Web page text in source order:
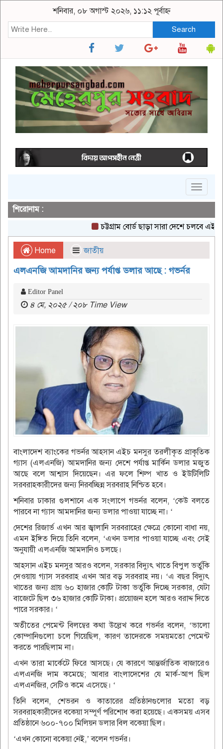
শনিবার, ০৮ অগাস্ট ২০২৬, ১১:১২ পূর্বাহ্ন
Search
Toggle
শিরোনাম :
চট্টগ্রাম বোর্ড ছাড়া সারা দেশে চলবে এইচএসসি
Home জাতীয়
এলএনজি আমদানির জন্য পর্যাপ্ত ডলার আছে : গভর্নর
Editor Panel
৪ মে, ২০২৫ / ২০৮ Time View
বাংলাদেশ ব্যাংকের গভর্নর আহসান এইচ মনসুর তরলীকৃত প্রাকৃতিক
গ্যাস (এলএনজি) আমদানির জন্য দেশে পর্যাপ্ত মার্কিন ডলার মজুত
আছে বলে আশ্বাস দিয়েছেন। এর ফলে শিল্প খাত ও ইউটিলিটি
সরবরাহকারীদের জন্য নিরবচ্ছিন্ন সরবরাহ নিশ্চিত হবে।
শনিবার ঢাকার গুলশানে এক সংলাপে গভর্নর বলেন, ‘কেউ বলতে
পারবে না গ্যাস আমদানির জন্য ডলার পাওয়া যাচ্ছে না। ‘
দেশের রিজার্ভ এখন আর জ্বালানি সরবরাহের ক্ষেত্রে কোনো বাধা নয়,
এমন ইঙ্গিত দিয়ে তিনি বলেন, ‘এখন ডলার পাওয়া যাচ্ছে এবং সেই
অনুযায়ী এলএনজি আমদানিও চলছে।
আহসান এইচ মনসুর আরও বলেন, সরকার বিদ্যুৎ খাতে বিপুল ভর্তুকি
দেওয়ায় গ্যাস সরবরাহ এখন আর বড় সরবরাহ নয়। ‘এ বছর বিদ্যুৎ
খাতের জন্য প্রায় ৬০ হাজার কোটি টাকা ভর্তুকি দিচ্ছে সরকার, যেটা
বাজেটে ছিল ৩৬ হাজার কোটি টাকা। প্রয়োজন হলে আরও বরাদ্দ দিতে
পারে সরকার। ‘
অতীতের পেমেন্ট বিলম্বের কথা উল্লেখ করে গভর্নর বলেন, ‘ভালো
কোম্পানিগুলো চলে গিয়েছিল, কারণ তাদেরকে সময়মতো পেমেন্ট
করতে পারছিলাম না।
এখন তারা মার্কেটে ফিরে আসছে। যে কারণে আন্তর্জাতিক বাজারেও
এলএনজি দাম কমেছে; আবার বাংলাদেশের যে মার্ক-আপ ছিল
এলএনজির, সেটিও কমে এসেছে। ‘
তিনি বলেন, শেভরন ও কাতারের প্রতিষ্ঠানগুলোর মতো বড়
সরবরাহকারীদের বকেয়া সম্পূর্ণ পরিশোধ করা হয়েছে। একসময় এসব
প্রতিষ্ঠানে ৬০০-৭০০ মিলিয়ন ডলার বিল বকেয়া ছিল।
‘এখন কোনো বকেয়া নেই,’ বলেন গভর্নর।